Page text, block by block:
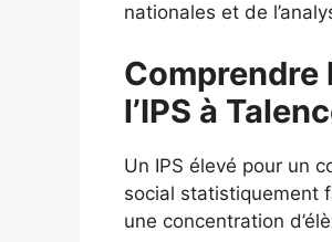
nationales et de
Comprendre
l’IPS à
Un IPS élevé pour un
social statistiquement
une concentration